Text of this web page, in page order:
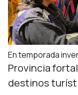
En temporada
Provincia
destinos